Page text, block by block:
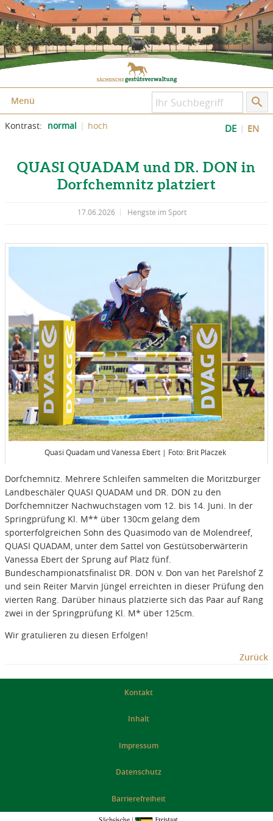
Zum Inhalt springen
Zum Seitenfuß springen
Menü
Kontrast: normal hoch EN
DE
QUASI QUADAM und DR. DON in
Dorfchemnitz platziert
17.06.2026 Hengste im Sport
Quasi Quadam und Vanessa Ebert | Foto: Brit Placzek
Dorfchemnitz. Mehrere Schleifen sammelten die Moritzburger
Landbeschäler QUASI QUADAM und DR. DON zu den
Dorfchemnitzer Nachwuchstagen vom 12. bis 14. Juni. In der
Springprüfung Kl. M** über 130cm gelang dem
sporterfolgreichen Sohn des Quasimodo van de Molendreef,
QUASI QUADAM, unter dem Sattel von Gestütsoberwärterin
Vanessa Ebert der Sprung auf Platz fünf.
Bundeschampionatsfinalist DR. DON v. Don van het Parelshof Z
und sein Reiter Marvin Jüngel erreichten in dieser Prüfung den
vierten Rang. Darüber hinaus platzierte sich das Paar auf Rang
zwei in der Springprüfung Kl. M* über 125cm.
Wir gratulieren zu diesen Erfolgen!
Zurück
Kontakt
Inhalt
Impressum
Datenschutz
Barrierefreiheit